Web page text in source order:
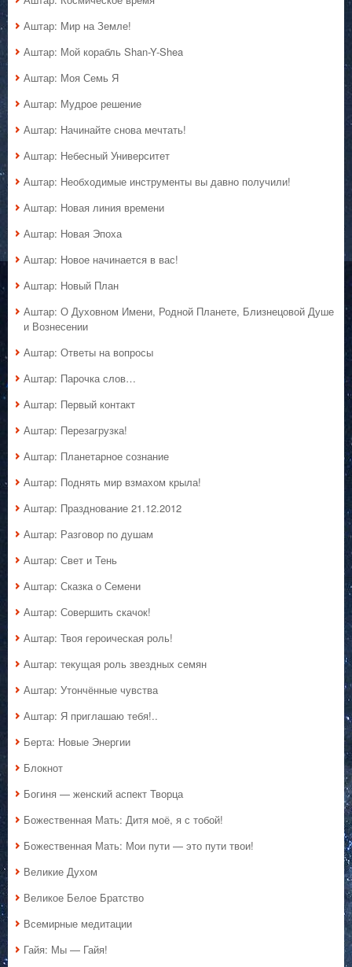
Аштар: Мир на Земле!
Аштар: Мой корабль Shan-Y-Shea
Аштар: Моя Семь Я
Аштар: Мудрое решение
Аштар: Начинайте снова мечтать!
Аштар: Небесный Университет
Аштар: Необходимые инструменты вы давно получили!
Аштар: Новая линия времени
Аштар: Новая Эпоха
Аштар: Новое начинается в вас!
Аштар: Новый План
Аштар: О Духовном Имени, Родной Планете, Близнецовой Душе
и Вознесении
Аштар: Ответы на вопросы
Аштар: Парочка слов…
Аштар: Первый контакт
Аштар: Перезагрузка!
Аштар: Планетарное сознание
Аштар: Поднять мир взмахом крыла!
Аштар: Празднование 21.12.2012
Аштар: Разговор по душам
Аштар: Свет и Тень
Аштар: Сказка о Семени
Аштар: Совершить скачок!
Аштар: Твоя героическая роль!
Аштар: текущая роль звездных семян
Аштар: Утончённые чувства
Аштар: Я приглашаю тебя!..
Берта: Новые Энергии
Блокнот
Богиня — женский аспект Творца
Божественная Мать: Дитя моё, я с тобой!
Божественная Мать: Мои пути — это пути твои!
Великие Духом
Великое Белое Братство
Всемирные медитации
Гайя: Мы — Гайя!